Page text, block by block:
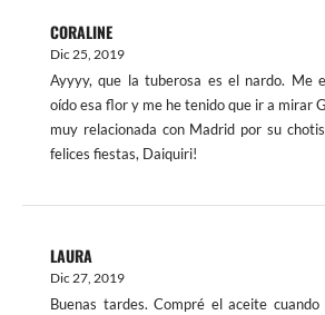
CORALINE
Dic 25, 2019
Ayyyy, que la tuberosa es el nardo. Me
oído esa flor y me he tenido que ir a mirar
muy relacionada con Madrid por su
felices fiestas, Daiquiri!
LAURA
Dic 27, 2019
Buenas tardes. Compré el aceite